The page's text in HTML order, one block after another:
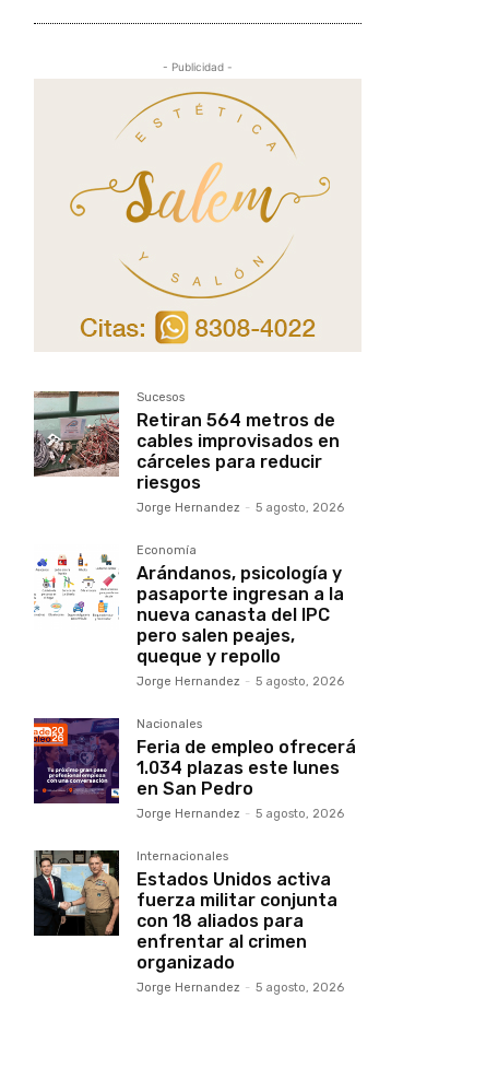
- Publicidad -
Sucesos
Retiran 564 metros de
cables improvisados en
cárceles para reducir
riesgos
Jorge Hernandez - 5 agosto, 2026
Economía
Arándanos, psicología y
pasaporte ingresan a la
nueva canasta del IPC
pero salen peajes,
queque y repollo
Jorge Hernandez - 5 agosto, 2026
Nacionales
Feria de empleo ofrecerá
1.034 plazas este lunes
en San Pedro
Jorge Hernandez - 5 agosto, 2026
Internacionales
Estados Unidos activa
fuerza militar conjunta
con 18 aliados para
enfrentar al crimen
organizado
Jorge Hernandez - 5 agosto, 2026